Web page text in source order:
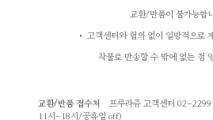
교환/반품이 불가능합
• 고객센터와 협의 없이 일방적으로
착불로 반송할 수 밖에 없는 점
교환/반품 접수처 프루라쥬 고객센터 02-
11시-18시/공휴일 off)